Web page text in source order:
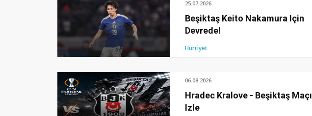
25.07.2026
Beşiktaş Keito Nakamura Için
Devrede!
Hürriyet
06.08.2026
Hradec Kralove - Beşiktaş Maçı
Izle